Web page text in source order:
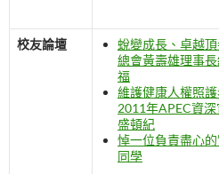
校友論壇
蛻變成長、卓越
總會黃壽雄理事
福
維護健康人權照
2011年APEC資
盛頓紀
悼一位負責盡心
同學